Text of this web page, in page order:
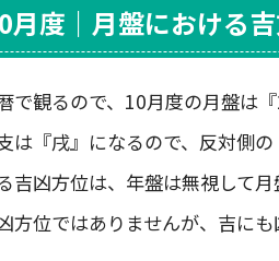
月度｜月盤における
で観るので、10月度の月盤は
は『戌』になるので、反対側の
吉凶方位は、年盤は無視して月
方位ではありませんが、吉にも